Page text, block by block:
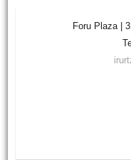
Foru Plaza |